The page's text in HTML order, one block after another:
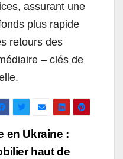
assurant une
plus rapide
retours des
– clés de
en Ukraine :
haut de